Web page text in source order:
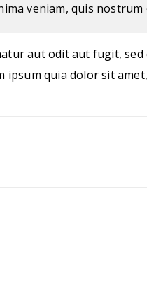
veniam, quis nostrum
aut odit aut fugit,
quia dolor sit